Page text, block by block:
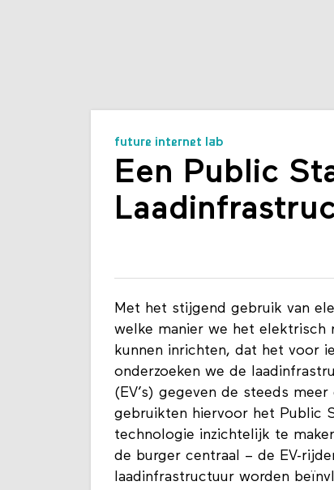
future internet lab
Een Public
Met het stijgend gebruik van
welke manier we het elektrisch
kunnen inrichten, dat het voor
onderzoeken we de
(EV’s) gegeven de steeds
gebruikten hiervoor het Public
technologie inzichtelijk te
de burger centraal – de EV-
laadinfrastructuur worden